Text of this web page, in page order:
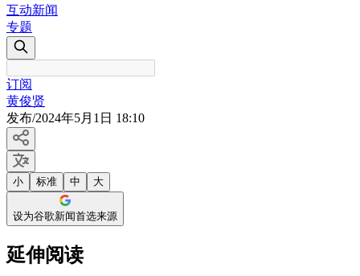
互动新闻
专题
订阅
黄俊贤
发布/2024年5月1日 18:10
小 标准 中 大
设为谷歌新闻首选来源
延伸阅读